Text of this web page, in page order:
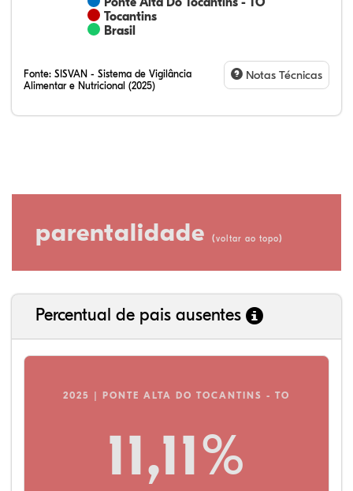
Tocantins
Brasil
Fonte: SISVAN - Sistema de Vigilância
Alimentar e Nutricional (2025)
Notas Técnicas
parentalidade (voltar ao topo)
Percentual de pais ausentes
2025 | PONTE ALTA DO TOCANTINS - TO
11,11%